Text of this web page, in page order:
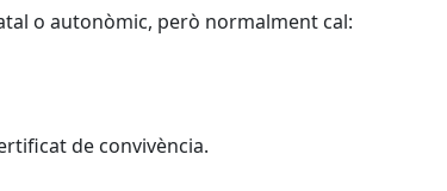
o autonòmic, però normalment cal:
de convivència.